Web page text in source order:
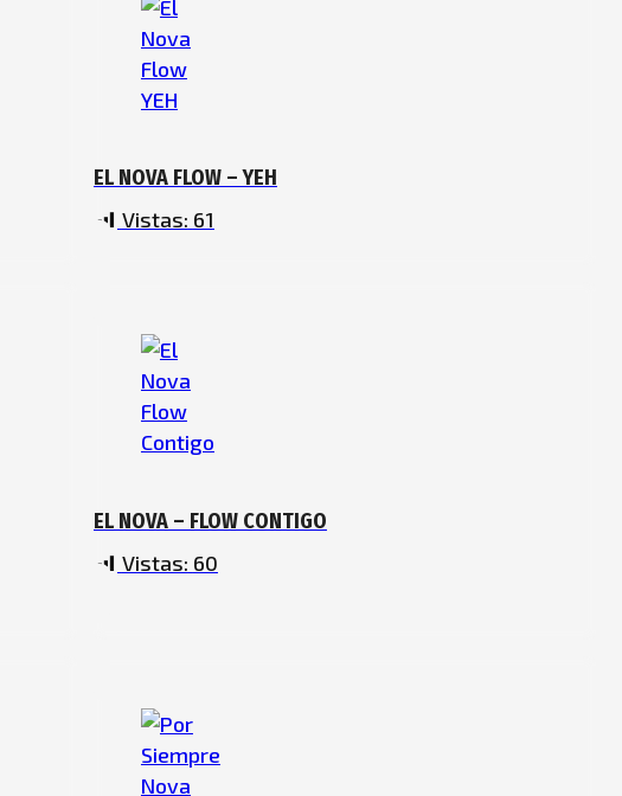
EL NOVA FLOW – YEH
Vistas: 61
EL NOVA – FLOW CONTIGO
Vistas: 60